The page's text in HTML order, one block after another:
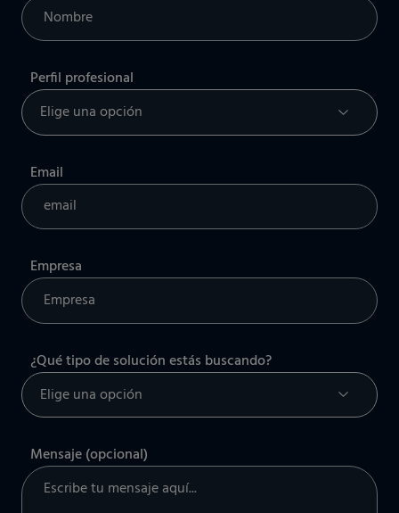
Perfil profesional
Email
Empresa
¿Qué tipo de solución estás buscando?
Mensaje (opcional)